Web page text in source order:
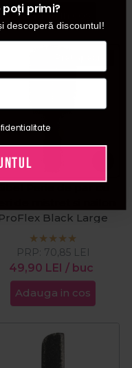
Adauga in cos
ProFlex Black Large
49,90 LEI / buc
PRP: 70,85 LEI
Adauga in cos
poți primi?
descoperă discountul!